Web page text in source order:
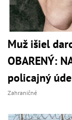
Muž išiel
OBARENÝ:
policajný
Zahraničné